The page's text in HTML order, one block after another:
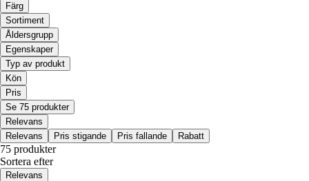
Färg
Sortiment
Åldersgrupp
Egenskaper
Typ av produkt
Kön
Pris
Se 75 produkter
Relevans
Relevans
Pris stigande Pris fallande Rabatt
75 produkter
Sortera efter
Relevans